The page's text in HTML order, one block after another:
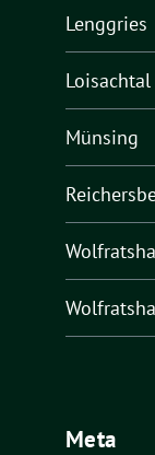
Lenggries
Loisachtal
Münsing
Meta